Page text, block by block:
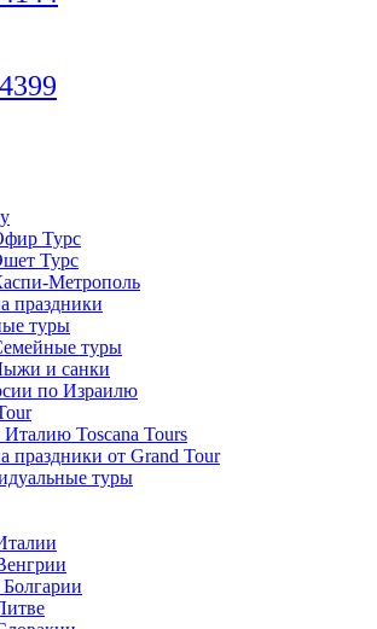
Турс
Турс
Метрополь
праздники
туры
туры
и санки
по Израилю
Toscana Tours
праздники от Grand Tour
туры